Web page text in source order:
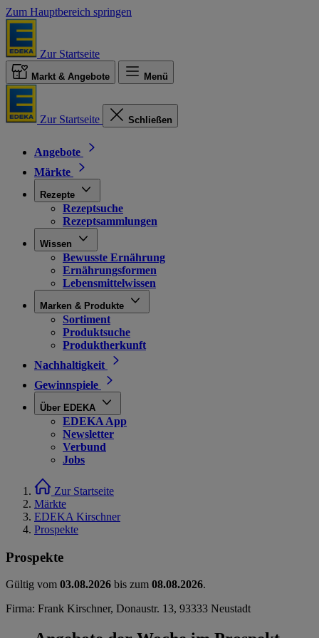
Zum Hauptbereich springen
Zur Startseite
Markt & Angebote Menü
Zur Startseite Schließen
Angebote
Märkte
Rezepte
Rezeptsuche
Rezeptsammlungen
Wissen
Bewusste Ernährung
Ernährungsformen
Lebensmittelwissen
Marken & Produkte
Sortiment
Produktsuche
Produktherkunft
Nachhaltigkeit
Gewinnspiele
Über EDEKA
EDEKA App
Newsletter
Verbund
Jobs
Zur Startseite
Märkte
EDEKA Kirschner
Prospekte
Prospekte
Gültig vom 03.08.2026 bis zum 08.08.2026.
Firma: Frank Kirschner, Donaustr. 13, 93333 Neustadt